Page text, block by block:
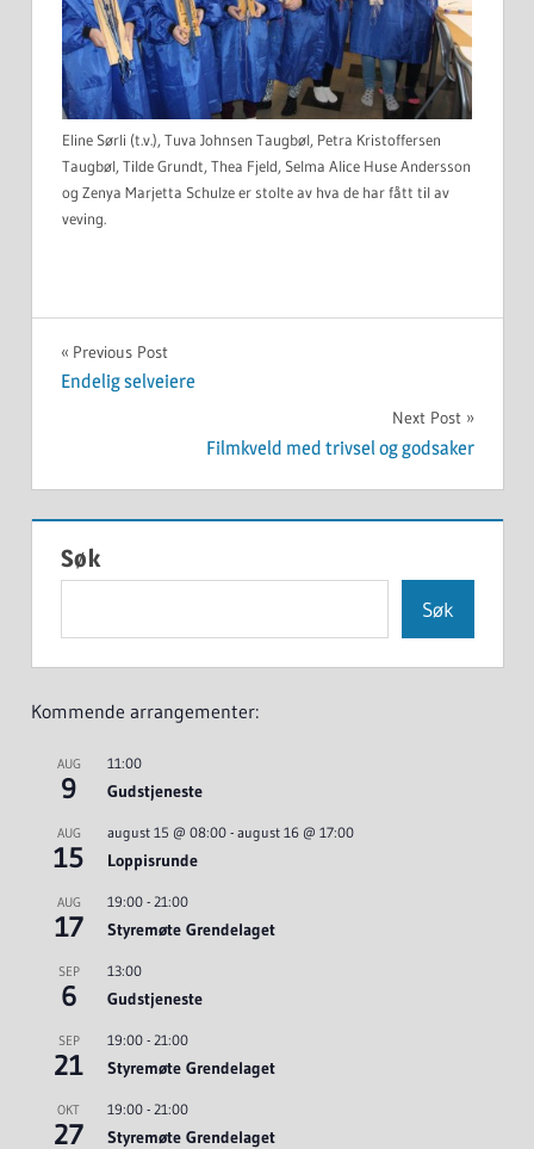
Eline Sørli (t.v.), Tuva Johnsen Taugbøl, Petra Kristoffersen
Taugbøl, Tilde Grundt, Thea Fjeld, Selma Alice Huse Andersson
og Zenya Marjetta Schulze er stolte av hva de har fått til av
veving.
UKATEGORISERT
Innleggsnavigasjon
Previous Post
Endelig selveiere
Next Post
Filmkveld med trivsel og godsaker
Søk
Søk
Kommende arrangementer:
AUG
9
11:00
Gudstjeneste
AUG
15
august 15 @ 08:00- august 16 @ 17:00
Loppisrunde
AUG
17
19:00- 21:00
Styremøte Grendelaget
SEP
6
13:00
Gudstjeneste
SEP
21
19:00- 21:00
Styremøte Grendelaget
OKT
27
19:00- 21:00
Styremøte Grendelaget